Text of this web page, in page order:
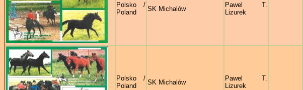
Polsko /
Poland
SK Michalów
Pawel T.
Lizurek
Polsko /
Poland
SK Michalów
Pawel T.
Lizurek